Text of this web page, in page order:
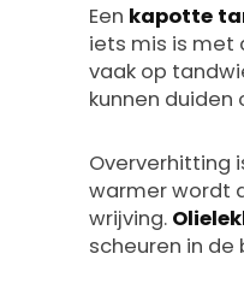
Een kapotte
iets mis is met
vaak op
kunnen
Oververhitting
warmer wordt
wrijving.
scheuren in de